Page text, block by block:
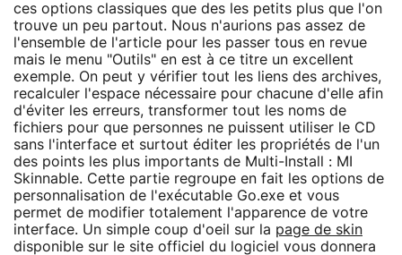
ces options classiques que des les petits plus que l'on
trouve un peu partout. Nous n'aurions pas assez de
l'ensemble de l'article pour les passer tous en revue
mais le menu "Outils" en est à ce titre un excellent
exemple. On peut y vérifier tout les liens des archives,
recalculer l'espace nécessaire pour chacune d'elle afin
d'éviter les erreurs, transformer tout les noms de
fichiers pour que personnes ne puissent utiliser le CD
sans l'interface et surtout éditer les propriétés de l'un
des points les plus importants de Multi-Install : MI
Skinnable. Cette partie regroupe en fait les options de
personnalisation de l'exécutable Go.exe et vous
permet de modifier totalement l'apparence de votre
interface. Un simple coup d'oeil sur la page de skin
disponible sur le site officiel du logiciel vous donnera